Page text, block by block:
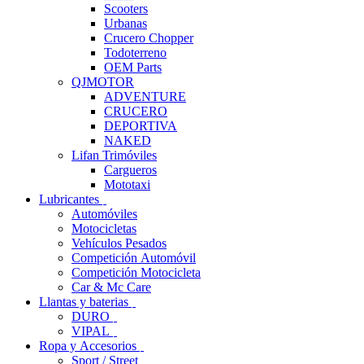
Scooters
Urbanas
Crucero Chopper
Todoterreno
OEM Parts
QJMOTOR
ADVENTURE
CRUCERO
DEPORTIVA
NAKED
Lifan Trimóviles
Cargueros
Mototaxi
Lubricantes
Automóviles
Motocicletas
Vehículos Pesados
Competición Automóvil
Competición Motocicleta
Car & Mc Care
Llantas y baterias
DURO
VIPAL
Ropa y Accesorios
Sport / Street